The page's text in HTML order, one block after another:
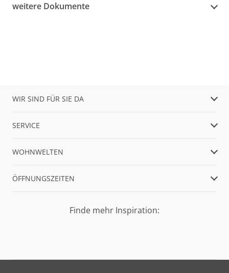
weitere Dokumente
WIR SIND FÜR SIE DA
SERVICE
WOHNWELTEN
ÖFFNUNGSZEITEN
Finde mehr Inspiration: